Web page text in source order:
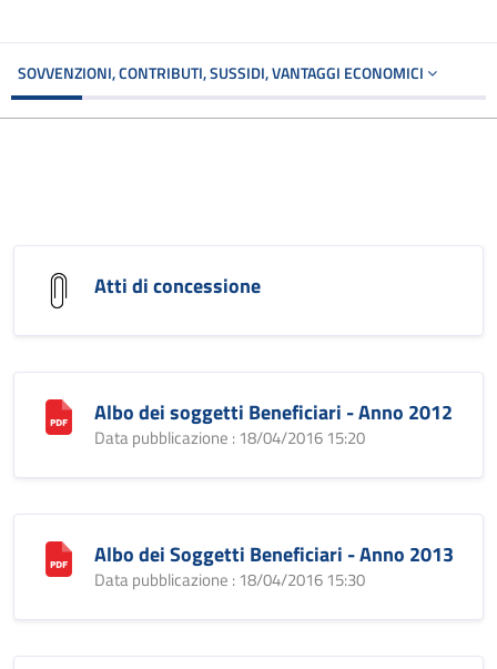
SOVVENZIONI, CONTRIBUTI, SUSSIDI, VANTAGGI ECONOMICI
Atti di concessione
Albo dei soggetti Beneficiari - Anno 2012
Data pubblicazione : 18/04/2016 15:20
Albo dei Soggetti Beneficiari - Anno 2013
Data pubblicazione : 18/04/2016 15:30